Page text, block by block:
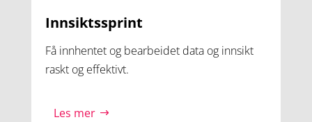
Innsiktssprint
Få innhentet og bearbeidet data og innsikt
raskt og effektivt.
Les mer